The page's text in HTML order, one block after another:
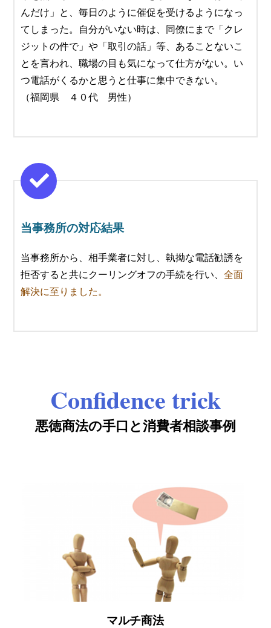
んだけ」と、毎日のように催促を受けるようになっ
てしまった。自分がいない時は、同僚にまで「クレ
ジットの件で」や「取引の話」等、あることないこ
とを言われ、職場の目も気になって仕方がない。い
つ電話がくるかと思うと仕事に集中できない。
（福岡県 ４０代 男性）
当事務所の対応結果
当事務所から、相手業者に対し、執拗な電話勧誘を
拒否すると共にクーリングオフの手続を行い、全面
解決に至りました。
Confidence trick
悪徳商法の手口と消費者相談事例
マルチ商法